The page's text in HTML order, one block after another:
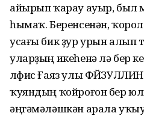
айырып ҡарау ауыр, был
һымаҡ. Беренсенән,
усағы бик ҙур урын алып
уларҙың икеһенә лә бер
Әлфис Ғаяз улы
ҡуяндың ҡойроғон бер
әңгәмәләшкән арала